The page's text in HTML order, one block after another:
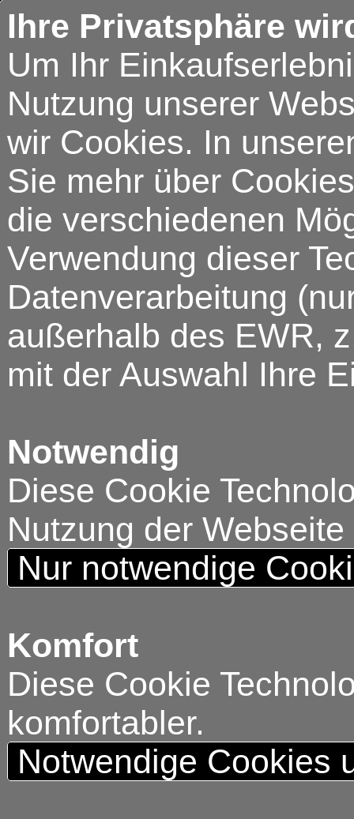
Ihre Privatsphäre
Um Ihr
Nutzung unserer
wir Cookies. In
Sie mehr über
die verschiedenen
Verwendung dieser
Datenverarbeitung
außerhalb des EWR,
mit der Auswahl Ihre
Notwendig
Diese Cookie
Nutzung der
Nur notwendige
Komfort
Diese Cookie
komfortabler.
Notwendige Cookies